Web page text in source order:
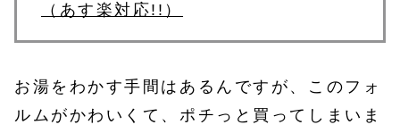
（あす楽対応!!）
お湯をわかす手間はあるんですが、このフォ
ルムがかわいくて、ポチっと買ってしまいま